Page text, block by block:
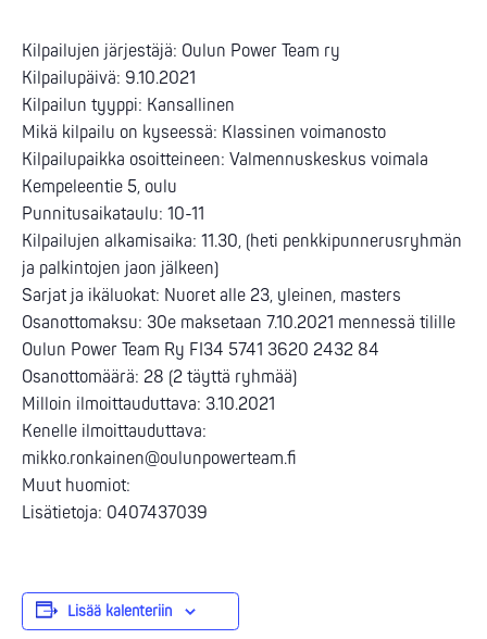
Kilpailujen järjestäjä: Oulun Power Team ry
Kilpailupäivä: 9.10.2021
Kilpailun tyyppi: Kansallinen
Mikä kilpailu on kyseessä: Klassinen voimanosto
Kilpailupaikka osoitteineen: Valmennuskeskus voimala
Kempeleentie 5, oulu
Punnitusaikataulu: 10-11
Kilpailujen alkamisaika: 11.30, (heti penkkipunnerusryhmän
ja palkintojen jaon jälkeen)
Sarjat ja ikäluokat: Nuoret alle 23, yleinen, masters
Osanottomaksu: 30e maksetaan 7.10.2021 mennessä tilille
Oulun Power Team Ry FI34 5741 3620 2432 84
Osanottomäärä: 28 (2 täyttä ryhmää)
Milloin ilmoittauduttava: 3.10.2021
Kenelle ilmoittauduttava:
mikko.ronkainen@oulunpowerteam.fi
Muut huomiot:
Lisätietoja: 0407437039
Lisää kalenteriin